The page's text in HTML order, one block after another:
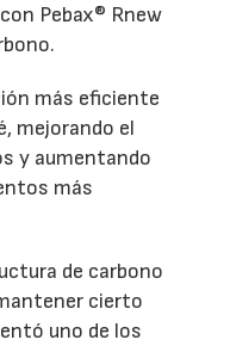
Pebax® Rnew
más eficiente
mejorando el
y aumentando
más
de carbono
cierto
uno de los